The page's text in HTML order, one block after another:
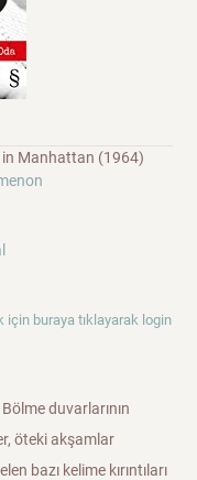
in Manhattan (1964)
için buraya tıklayarak login
duvarlarının
öteki akşamlar
bazı kelime kırıntıları